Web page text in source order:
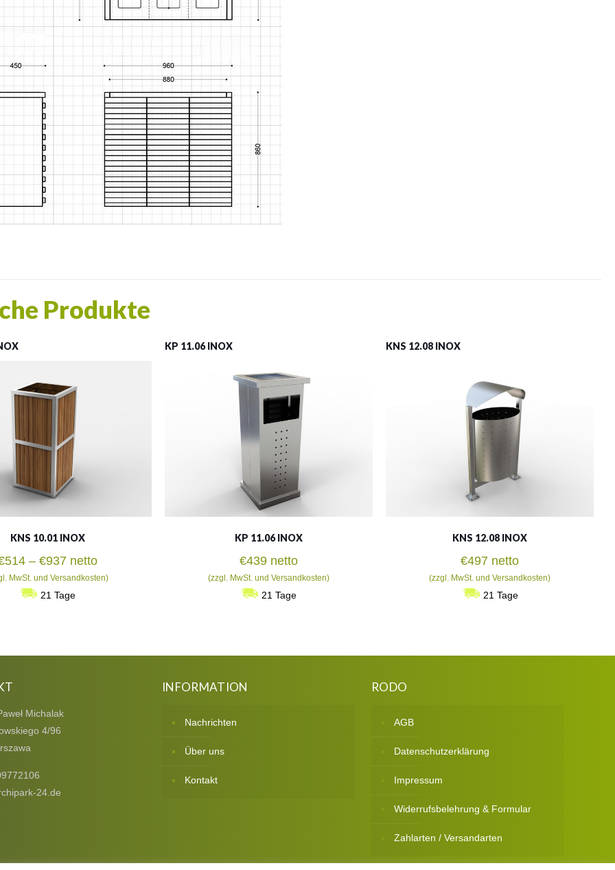
Produkte
KNS 10.01 INOX
514 – €937Preisspanne:
€514
bis
netto
MwSt. und Versandkosten)
21 Tage
KP 11.06 INOX
KP 11.06 INOX
€439 netto
(zzgl. MwSt. und Versandkosten)
21 Tage
KNS 12.08 INOX
KNS 12.08 INOX
€497 netto
(zzgl. MwSt. und Versandkosten)
21 Tage
Michalak
4/96
24.de
INFORMATION
Nachrichten
Über uns
Kontakt
RODO
AGB
Datenschutzerklärung
Impressum
Widerrufsbelehrung & Formular
Zahlarten / Versandarten